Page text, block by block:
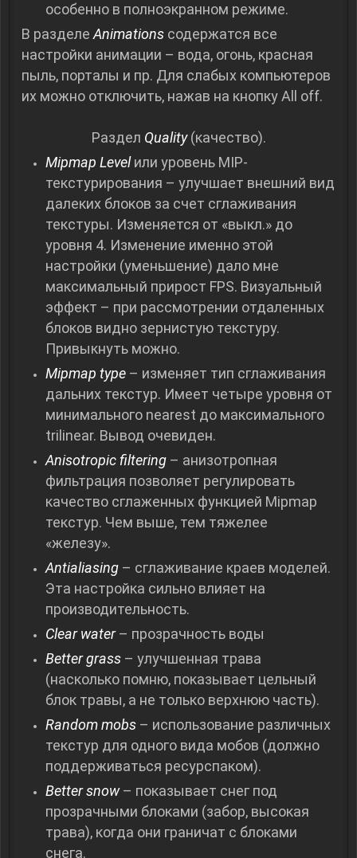
особенно в полноэкранном режиме.
В разделе Animations содержатся все
настройки анимации – вода, огонь, красная
пыль, порталы и пр. Для слабых компьютеров
их можно отключить, нажав на кнопку All off.
Раздел Quality(качество).
Mipmap Levelили уровень MIP-
текстурирования – улучшает внешний вид
далеких блоков за счет сглаживания
текстуры. Изменяется от «выкл.» до
уровня 4. Изменение именно этой
настройки (уменьшение) дало мне
максимальный прирост FPS. Визуальный
эффект – при рассмотрении отдаленных
блоков видно зернистую текстуру.
Привыкнуть можно.
Mipmap type – изменяет тип сглаживания
дальних текстур. Имеет четыре уровня от
минимального nearest до максимального
trilinear. Вывод очевиден.
Anisotropic filtering – анизотропная
фильтрация позволяет регулировать
качество сглаженных функцией Mipmap
текстур. Чем выше, тем тяжелее
«железу».
Antialiasing – сглаживание краев моделей.
Эта настройка сильно влияет на
производительность.
Clear water– прозрачность воды
Better grass – улучшенная трава
(насколько помню, показывает цельный
блок травы, а не только верхнюю часть).
Random mobs – использование различных
текстур для одного вида мобов (должно
поддерживаться ресурспаком).
Better snow– показывает снег под
прозрачными блоками (забор, высокая
трава), когда они граничат с блоками
снега.